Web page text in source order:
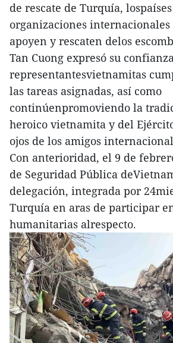
de rescate de Turquía,
organizaciones internacionales
apoyen y rescaten delos
Tan Cuong expresó su
representantesvietnamitas
las tareas asignadas, así como
continúenpromoviendo la
heroico vietnamita y del
ojos de los amigos
Con anterioridad, el 9 de
de Seguridad Pública
delegación, integrada por
Turquía en aras de participar
humanitarias alrespecto.